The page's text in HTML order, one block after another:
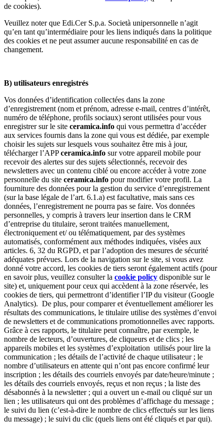
de cookies).
Veuillez noter que Edi.Cer S.p.a. Società unipersonnelle n’agit
qu’en tant qu’intermédiaire pour les liens indiqués dans la politique
des cookies et ne peut assumer aucune responsabilité en cas de
changement.
B) utilisateurs enregistrés
Vos données d’identification collectées dans la zone
d’enregistrement (nom et prénom, adresse e-mail, centres d’intérêt,
numéro de téléphone, profils sociaux) seront utilisées pour vous
enregistrer sur le site ceramica.info qui vous permettra d’accéder
aux services fournis dans la zone qui vous est dédiée, par exemple
choisir les sujets sur lesquels vous souhaitez être mis à jour,
télécharger l’APPceramica.info sur votre appareil mobile pour
recevoir des alertes sur des sujets sélectionnés, recevoir des
newsletters avec un contenu ciblé ou encore accéder à votre zone
personnelle du site ceramica.info pour modifier votre profil. La
fourniture des données pour la gestion du service d’enregistrement
(sur la base légale de l’art. 6.1.a) est facultative, mais sans ces
données, l’enregistrement ne pourra pas se faire. Vos données
personnelles, y compris à travers leur insertion dans le CRM
d’entreprise du titulaire, seront traitées manuellement,
électroniquement et/ ou télématiquement, par des systèmes
automatisés, conformément aux méthodes indiquées, visées aux
articles. 6, 32 du RGPD, et par l’adoption des mesures de sécurité
adéquates prévues. Lors de la navigation sur le site, si vous avez
donné votre accord, les cookies de tiers seront également actifs (pour
en savoir plus, veuillez consulter la cookie policy disponible sur le
site) et, uniquement pour ceux qui accèdent à la zone réservée, les
cookies de tiers, qui permettront d’identifier l’IP du visiteur (Google
Analytics). De plus, pour comparer et éventuellement améliorer les
résultats des communications, le titulaire utilise des systèmes d’envoi
de newsletters et de communications promotionnelles avec rapports.
Grâce à ces rapports, le titulaire peut connaître, par exemple, le
nombre de lecteurs, d’ouvertures, de cliqueurs et de clics ; les
appareils mobiles et les systèmes d’exploitation utilisés pour lire la
communication ; les détails de l’activité de chaque utilisateur ; le
nombre d’utilisateurs en attente qui n’ont pas encore confirmé leur
inscription ; les détails des courriels envoyés par date/heure/minute ;
les détails des courriels envoyés, reçus et non reçus ; la liste des
désabonnés à la newsletter ; qui a ouvert un e-mail ou cliqué sur un
lien ; les utilisateurs qui ont des problèmes d’affichage du message ;
le suivi du lien (c’est-à-dire le nombre de clics effectués sur les liens
du message) ; le suivi du clic (quels liens ont été cliqués et par qui).